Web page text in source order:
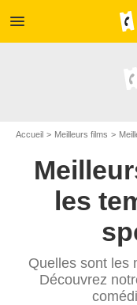
menu
Accueil Meilleurs films
les
Quelles sont les
Découvrez